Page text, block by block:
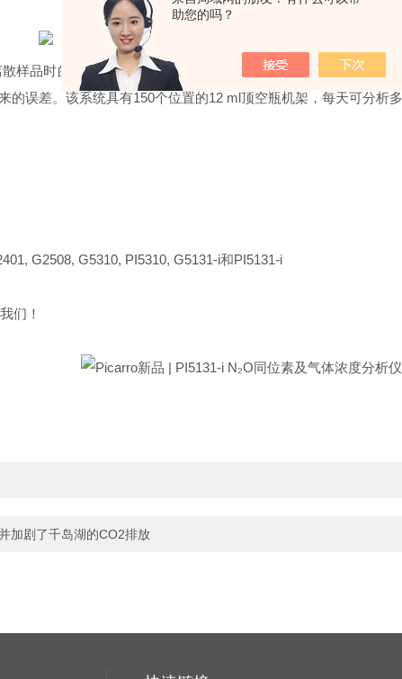
助您的吗？
样品时的测样速度，降低用户人工成本，Picarro推出新款全气
误差。该系统具有150个位置的12 ml顶空瓶机架，每天可分析多
G2508, G5310, PI5310, G5131-i和PI5131-i
们！
加剧了千岛湖的CO2排放